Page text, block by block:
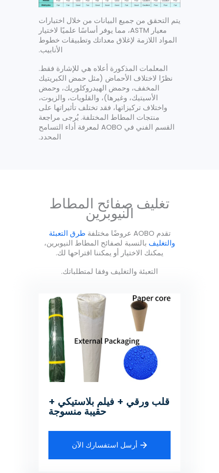
يتم التحقق من جميع البيانات من خلال اختبارات
معيار ASTM، مما يوفر أساسًا علميًا لاختيار
المواد اللازمة لإغلاق معداتك وتطبيقات خطوط
الأنابيب.
المعلمات المذكورة أعلاه هي للإشارة فقط.
نظرًا لاختلاف الأحماض (مثل حمض الكبريتيك
المخفف، وحمض الهيدروكلوريك، وحمض
الأسيتيك، وغيرها)، والقلويات، والزيوت،
واختلاف تركيزاتها، فقد تختلف تأثيراتها على
منتجات المطاط المختلفة. يُرجى مراجعة
القسم الفني في AOBO لمعرفة أداء التسامح
المحدد.
تغليف صفائح المطاط
النيوبرين
تقدم AOBO عروضًا مختلفة
طرق التعبئة
والتغليف بالنسبة لصفائح المطاط النيوبرين،
يمكنك الاختيار أو يمكننا اقتراحها لك.
التعبئة والتغليف وفقا لمتطلباتك.
قلب ورقي + فيلم بلاستيكي +
حقيبة منسوجة
أرسل استفسارك الآن